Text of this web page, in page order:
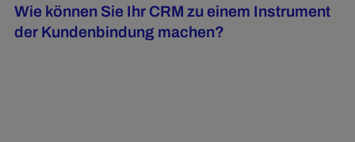
Wie können Sie Ihr CRM zu einem Instrument
der Kundenbindung machen?